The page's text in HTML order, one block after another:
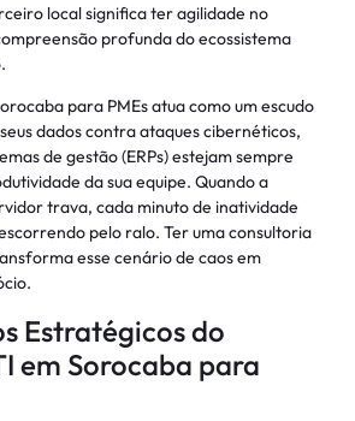
local significa ter agilidade no
profunda do ecossistema
para PMEs atua como um escudo
dados contra ataques cibernéticos,
de gestão (ERPs) estejam sempre
da sua equipe. Quando a
trava, cada minuto de inatividade
pelo ralo. Ter uma consultoria
esse cenário de caos em
Estratégicos do
em Sorocaba para